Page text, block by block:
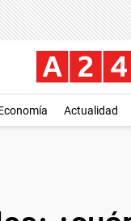
Actualidad